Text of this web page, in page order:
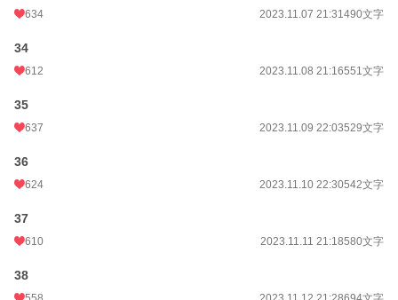
634 2023.11.07 21:31490文字
34
612 2023.11.08 21:16551文字
35
637 2023.11.09 22:03529文字
36
624 2023.11.10 22:30542文字
37
610 2023.11.11 21:18580文字
38